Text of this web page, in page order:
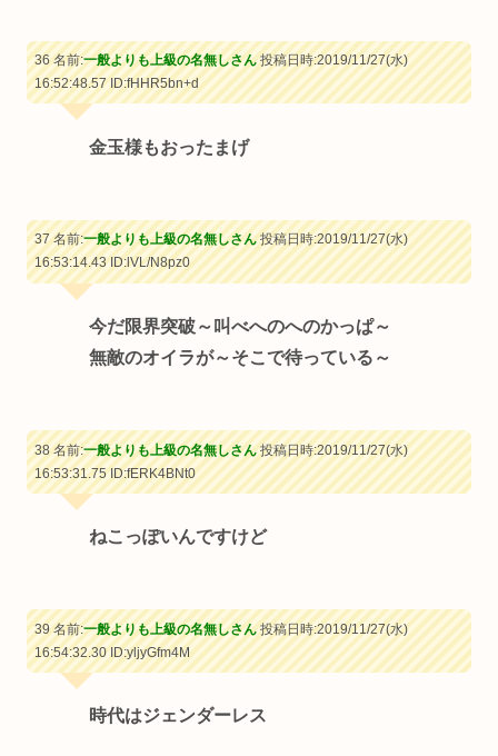
36 名前:一般よりも上級の名無しさん投稿日時:2019/11/27(水)
16:52:48.57ID:fHHR5bn+d
金玉様もおったまげ
37 名前:一般よりも上級の名無しさん投稿日時:2019/11/27(水)
16:53:14.43ID:lVL/N8pz0
今だ限界突破～叫べへのへのかっぱ～
無敵のオイラが～そこで待っている～
38 名前:一般よりも上級の名無しさん投稿日時:2019/11/27(水)
16:53:31.75ID:fERK4BNt0
ねこっぽいんですけど
39 名前:一般よりも上級の名無しさん投稿日時:2019/11/27(水)
16:54:32.30ID:yljyGfm4M
時代はジェンダーレス